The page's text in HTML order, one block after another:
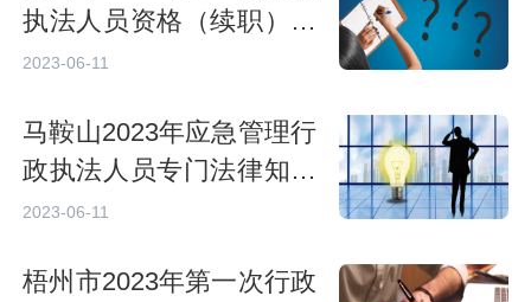
执法人员资格（续职）培
训考试报名方式
2023-06-11
马鞍山2023年应急管理行
政执法人员专门法律知识
考试内容
2023-06-11
梧州市2023年第一次行政